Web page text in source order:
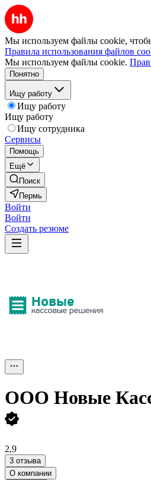
Мы используем файлы cookie,
Правила использования файлов
Мы используем файлы cookie.
Понятно
Ищу работу
Ищу работу
Ищу работу
Ищу сотрудника
Сервисы
Помощь
Ещё
Поиск
Пермь
Войти
Войти
Создать резюме
ООО Новые
2,9
3 отзыва
О компании